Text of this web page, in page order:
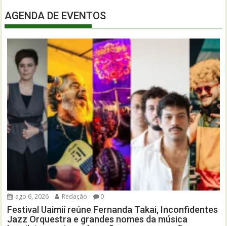
AGENDA DE EVENTOS
ago 6, 2026 Redação 0
Festival Uaimií reúne Fernanda Takai, Inconfidentes
Jazz Orquestra e grandes nomes da música